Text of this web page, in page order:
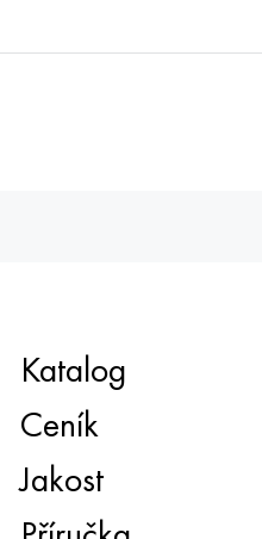
Katalog
Ceník
Jakost